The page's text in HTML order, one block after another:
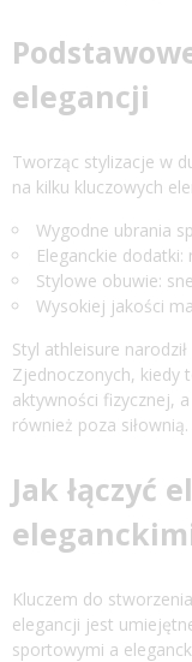
elegancji
Tworząc stylizacje w
na kilku kluczowych
Wygodne ubrania
Eleganckie
Stylowe obuwie:
Wysokiej jakości
Styl athleisure
Zjednoczonych, kiedy
aktywności fizycznej,
również poza siłownią.
Jak łączyć
Kluczem do
elegancji jest
sportowymi a